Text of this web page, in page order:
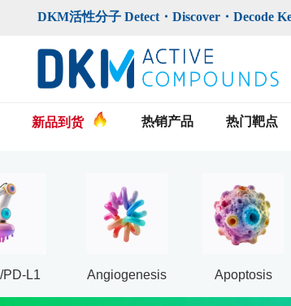
DKM活性分子 Detect・Discover・Decode
新品到货 热销产品 热门靶点
PD-L1 Angiogenesis Apoptosis